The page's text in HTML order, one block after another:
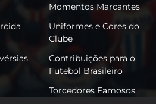
Momentos Marcantes
Uniformes e Cores do
Clube
Contribuições para o
Futebol Brasileiro
Torcedores Famosos